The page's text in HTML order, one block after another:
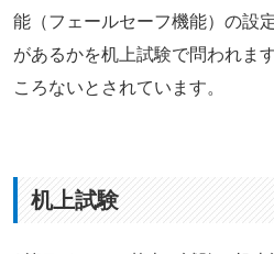
能（フェールセーフ機能）の設
があるかを机上試験で問われま
ころないとされています。
机上試験